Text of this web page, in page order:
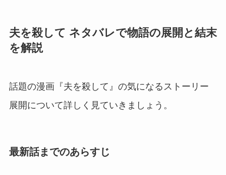
夫を殺して ネタバレで物語の展開と結末
を解説
話題の漫画『夫を殺して』の気になるストーリー
展開について詳しく見ていきましょう。
最新話までのあらすじ